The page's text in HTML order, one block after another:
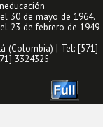
30 de mayo de 1964.
23 de febrero de 1949
(Colombia) | Tel: [571]
3324325